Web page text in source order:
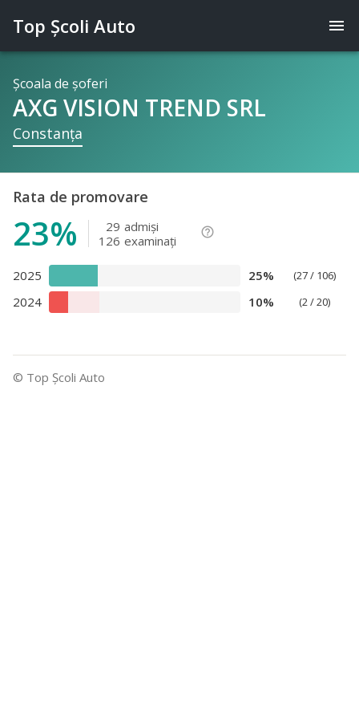
menu
Top Şcoli Auto
Şcoala de şoferi
AXG VISION TREND SRL
Constanţa
Rata de promovare
23% 29 admişi
126 examinaţi
help_outline
2025 25% (27 / 106)
2024 10% (2 / 20)
© Top Şcoli Auto